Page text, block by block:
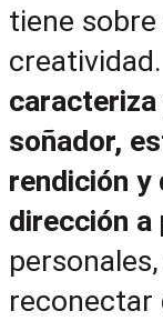
tiene
creatividad.
soñador,
rendición y
dirección
reconectar